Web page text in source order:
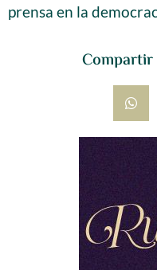
Compartir
prensa en la